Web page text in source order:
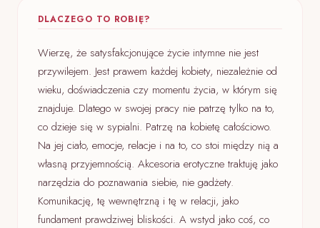
DLACZEGO TO ROBIĘ?
Wierzę, że satysfakcjonujące życie intymne nie jest
przywilejem. Jest prawem każdej kobiety, niezależnie od
wieku, doświadczenia czy momentu życia, w którym się
znajduje. Dlatego w swojej pracy nie patrzę tylko na to,
co dzieje się w sypialni. Patrzę na kobietę całościowo.
Na jej ciało, emocje, relacje i na to, co stoi między nią a
własną przyjemnością. Akcesoria erotyczne traktuję jako
narzędzia do poznawania siebie, nie gadżety.
Komunikację, tę wewnętrzną i tę w relacji, jako
fundament prawdziwej bliskości. A wstyd jako coś, co